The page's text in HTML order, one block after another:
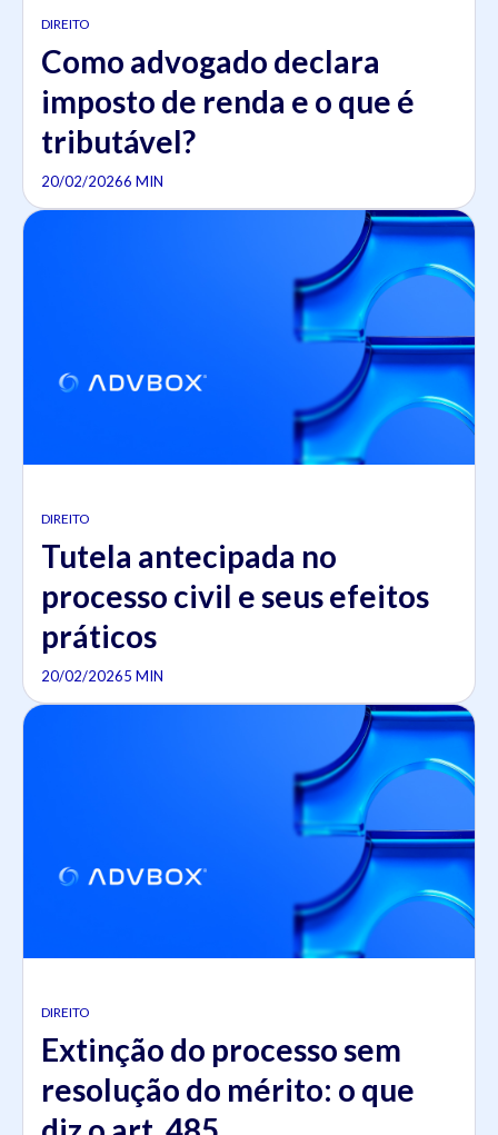
DIREITO
Como advogado declara
imposto de renda e o que é
tributável?
20/02/20266 MIN
DIREITO
Tutela antecipada no
processo civil e seus efeitos
práticos
20/02/20265 MIN
DIREITO
Extinção do processo sem
resolução do mérito: o que